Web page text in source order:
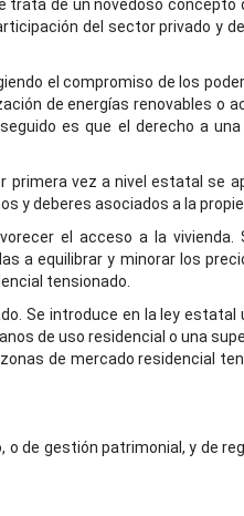
trata de un novedoso concepto
del sector privado y
el compromiso de los
de energías renovables o
es que el derecho a
primera vez a nivel estatal se
y deberes asociados a la
el acceso a la vivienda.
a equilibrar y minorar los
tensionado.
Se introduce en la ley estatal
de uso residencial o una
de mercado residencial
de gestión patrimonial, y de